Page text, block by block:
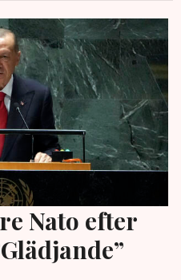
Nato efter